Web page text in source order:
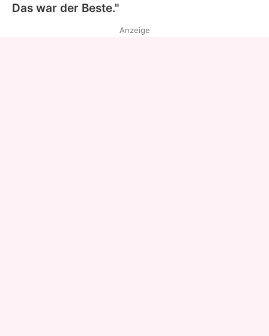
Das war der Beste."
Anzeige